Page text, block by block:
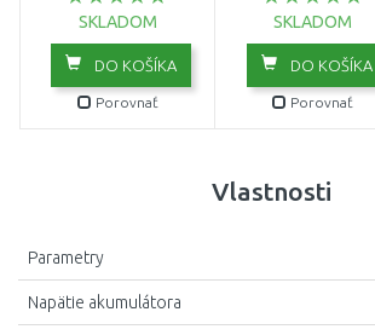
SKLADOM
DO KOŠÍKA
Porovnať
SKLADOM
DO KOŠÍKA
Porovnať
Vlastnosti
Parametry
Napätie akumulátora